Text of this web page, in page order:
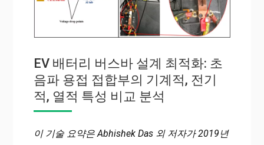
EV 배터리 버스바 설계 최적화: 초
음파 용접 접합부의 기계적, 전기
적, 열적 특성 비교 분석
이 기술 요약은 Abhishek Das 외 저자가 2019년